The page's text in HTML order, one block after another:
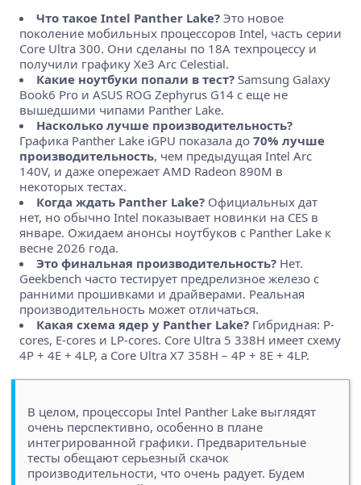
Что такое Intel Panther Lake? Это новое
поколение мобильных процессоров Intel, часть серии
Core Ultra 300. Они сделаны по 18A техпроцессу и
получили графику Xe3 Arc Celestial.
Какие ноутбуки попали в тест? Samsung Galaxy
Book6 Pro и ASUS ROG Zephyrus G14 с еще не
вышедшими чипами Panther Lake.
Насколько лучше производительность?
Графика Panther Lake iGPU показала до 70% лучше
производительность, чем предыдущая Intel Arc
140V, и даже опережает AMD Radeon 890M в
некоторых тестах.
Когда ждать Panther Lake? Официальных дат
нет, но обычно Intel показывает новинки на CES в
январе. Ожидаем анонсы ноутбуков с Panther Lake к
весне 2026 года.
Это финальная производительность? Нет.
Geekbench часто тестирует предрелизное железо с
ранними прошивками и драйверами. Реальная
производительность может отличаться.
Какая схема ядер у Panther Lake? Гибридная: P-
cores, E-cores и LP-cores. Core Ultra 5 338H имеет схему
4P + 4E + 4LP, а Core Ultra X7 358H – 4P + 8E + 4LP.
В целом, процессоры Intel Panther Lake выглядят
очень перспективно, особенно в плане
интегрированной графики. Предварительные
тесты обещают серьезный скачок
производительности, что очень радует. Будем